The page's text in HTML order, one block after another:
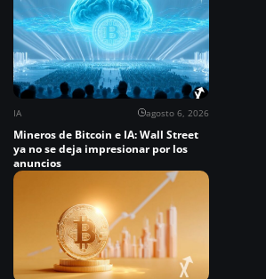
IA agosto 6, 2026
Mineros de Bitcoin e IA: Wall Street
ya no se deja impresionar por los
anuncios